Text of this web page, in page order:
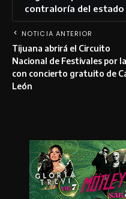
contraloría del estado
NOTICIA ANTERIOR
Tijuana abrirá el Circuito
Nacional de Festivales por
con concierto gratuito de
León